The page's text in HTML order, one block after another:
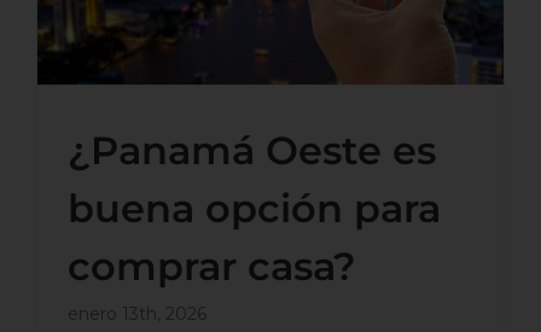
¿Panamá Oeste es
buena opción para
comprar casa?
enero 13th, 2026